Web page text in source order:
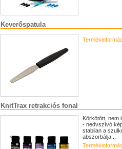
Keverőspatula
KnitTrax retrakciós fonal
Körkötött, nem
- nedvszívó
stabilan a
abszorbálja...